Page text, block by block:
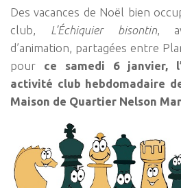
Des vacances de Noël bien
club, L’Échiquier bisontin,
d’animation, partagées entre
pour ce samedi 6 janvier,
activité club hebdomadaire
Maison de Quartier Nelson